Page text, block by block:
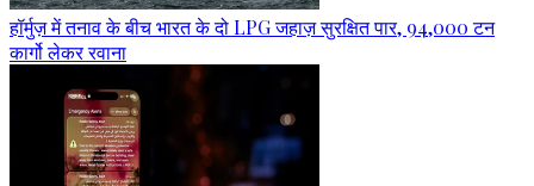
हॉर्मुज़ में तनाव के बीच भारत के दो LPG जहाज़ सुरक्षित पार, 94,000 टन
कार्गो लेकर रवाना